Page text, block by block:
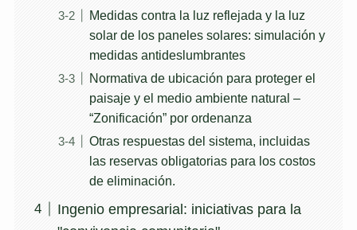
Medidas contra la luz reflejada y la luz
solar de los paneles solares: simulación y
medidas antideslumbrantes
Normativa de ubicación para proteger el
paisaje y el medio ambiente natural –
“Zonificación” por ordenanza
Otras respuestas del sistema, incluidas
las reservas obligatorias para los costos
de eliminación.
Ingenio empresarial: iniciativas para la